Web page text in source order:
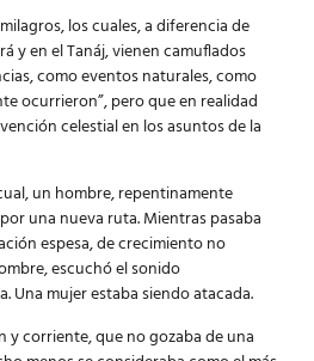
los cuales, a diferencia de
y en el Tanáj, vienen camuflados
como eventos naturales, como
ocurrieron”, pero que en realidad
celestial en los asuntos de la
un hombre, repentinamente
una nueva ruta. Mientras pasaba
espesa, de crecimiento no
escuchó el sonido
Una mujer estaba siendo atacada.
y corriente, que no gozaba de una